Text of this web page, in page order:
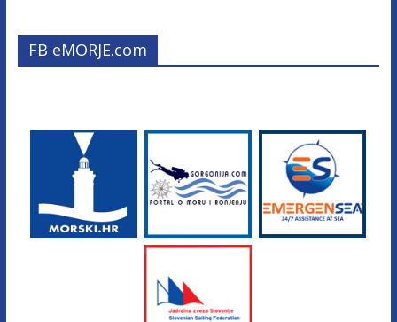
FB eMORJE.com